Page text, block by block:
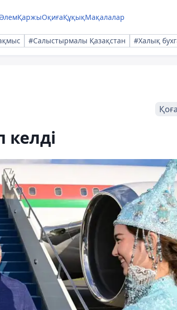
ҚаржыОқиғаҚұқықМақалалар
#Салыстырмалы Қазақстан #Халық